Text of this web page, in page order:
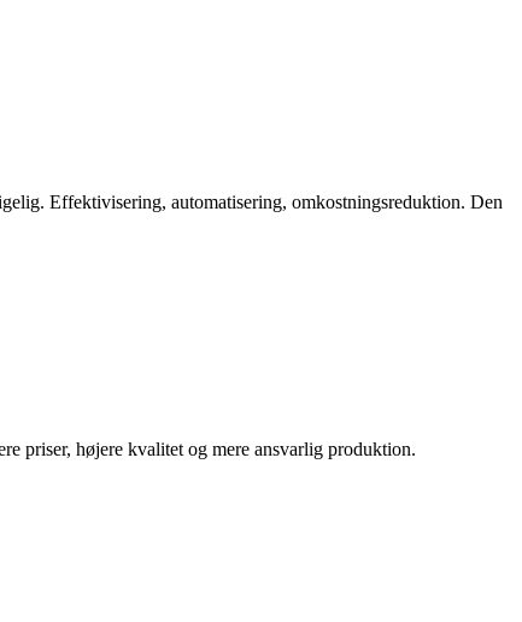
Effektivisering, automatisering, omkostningsreduktion. Den
priser, højere kvalitet og mere ansvarlig produktion.